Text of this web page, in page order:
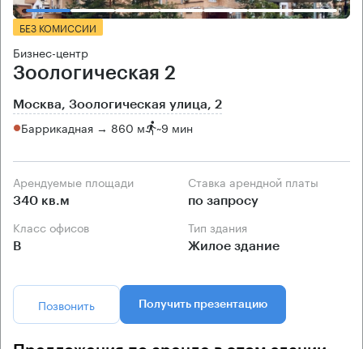
БЕЗ КОМИССИИ
Бизнес-центр
Зоологическая 2
Москва, Зоологическая улица, 2
Баррикадная → 860 м ~9 мин
Арендуемые площади
340 кв.м
Ставка арендной платы
по запросу
Класс офисов
B
Тип здания
Жилое здание
Позвонить Получить презентацию